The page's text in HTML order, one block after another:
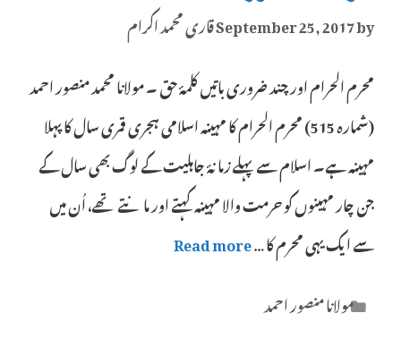
September 25, 2017by
قاری محمد اکرام
محرم الحرام اور چند ضروری باتیں کلمۂ حق ۔ مولانا محمد منصور احمد
(شمارہ 515) محرم الحرام کا مہینہ اسلامی ہجری قمری سال کا پہلا
مہینہ ہے۔ اسلام سے پہلے زمانۂ جاہلیت کے لوگ بھی سال کے
جن چار مہینوں کو حرمت والا مہینہ کہتے اور مانتے تھے، اُن میں
سے ایک یہی محرم کا …Read more
Categories
مولانا منصور احمد